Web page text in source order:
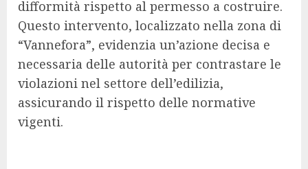
difformità rispetto al permesso a costruire.
Questo intervento, localizzato nella zona di
“Vannefora”, evidenzia un’azione decisa e
necessaria delle autorità per contrastare le
violazioni nel settore dell’edilizia,
assicurando il rispetto delle normative
vigenti.